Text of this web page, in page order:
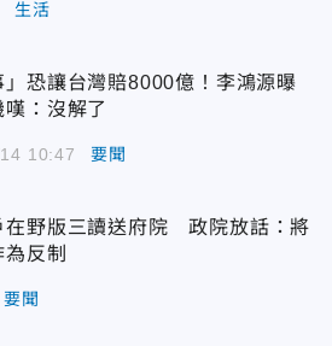
生活
」恐讓台灣賠8000億！李鴻源曝
嘆：沒解了
10:47 要聞
在野版三讀送府院 政院放話：將
反制
要聞